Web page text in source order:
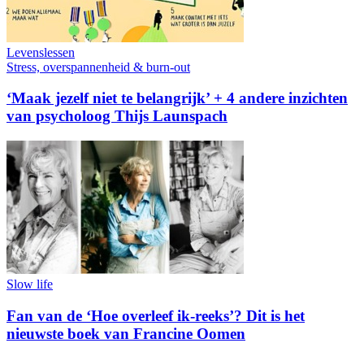
Levenslessen
Stress, overspannenheid & burn-out
‘Maak jezelf niet te belangrijk’ + 4 andere inzichten
van psycholoog Thijs Launspach
Slow life
Fan van de ‘Hoe overleef ik-reeks’? Dit is het
nieuwste boek van Francine Oomen